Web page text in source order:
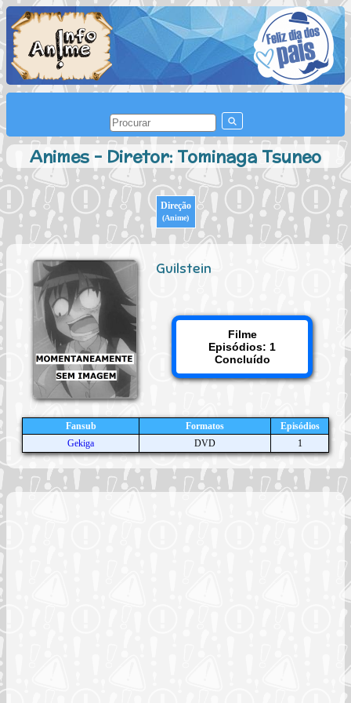
Animes - Diretor: Tominaga Tsuneo
Direção
(Anime)
Guilstein
Filme
Episódios: 1
Concluído
Fansub Formatos
Episódios
Gekiga
DVD 1